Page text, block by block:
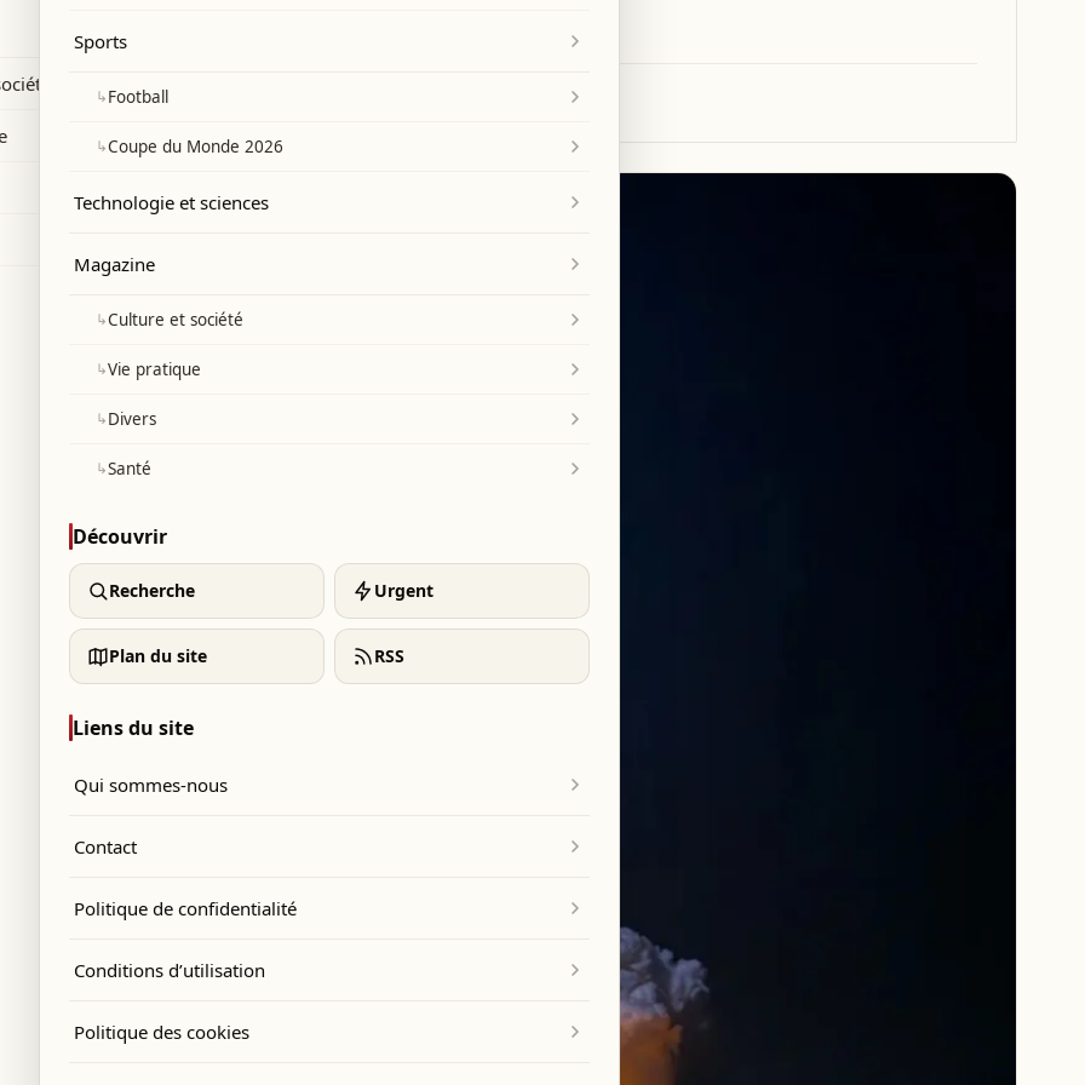
milliards.
Sports
↳Football
↳Coupe du Monde 2026
Technologie et sciences
Magazine
↳Culture et société
↳Vie pratique
↳Divers
↳Santé
Découvrir
Recherche Urgent
Plan du site RSS
Liens du site
Qui sommes-nous
Contact
Politique de confidentialité
Conditions d’utilisation
Politique des cookies